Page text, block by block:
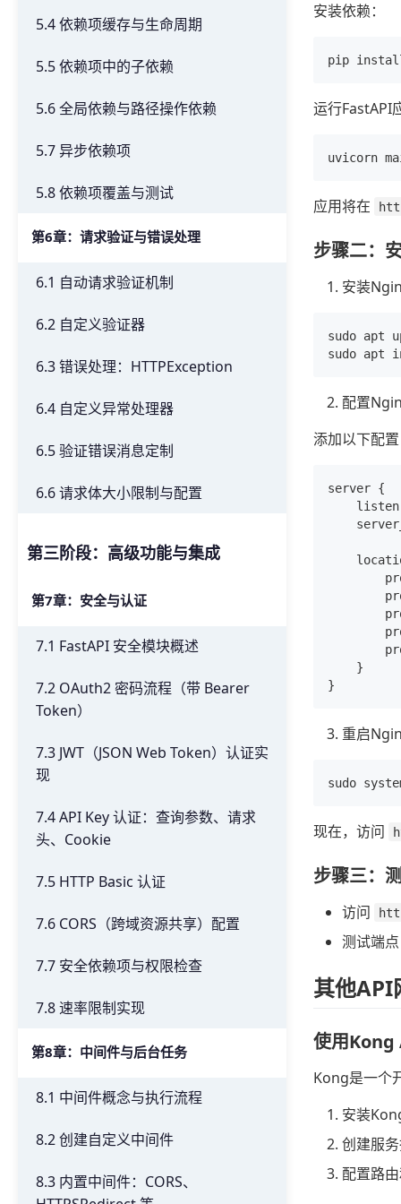
5.4 依赖项缓存与生命周期
5.5 依赖项中的子依赖
5.6 全局依赖与路径操作依赖
5.7 异步依赖项
5.8 依赖项覆盖与测试
第6章：请求验证与错误处理
6.1 自动请求验证机制
6.2 自定义验证器
6.3 错误处理：HTTPException
6.4 自定义异常处理器
6.5 验证错误消息定制
6.6 请求体大小限制与配置
第三阶段：高级功能与集成
第7章：安全与认证
7.1 FastAPI 安全模块概述
7.2 OAuth2 密码流程（带 Bearer
Token）
7.3 JWT（JSON Web Token）认证实
现
7.4 API Key 认证：查询参数、请求
头、Cookie
7.5 HTTP Basic 认证
7.6 CORS（跨域资源共享）配置
7.7 安全依赖项与权限检查
7.8 速率限制实现
第8章：中间件与后台任务
8.1 中间件概念与执行流程
8.2 创建自定义中间件
8.3 内置中间件：CORS、
安装依赖：
运行FastAPI
应用将在
步骤二：
安装
sudo apt
配置
添加以下配
server {
    }
重启
现在，访问
步骤三：
访问
测试端
其他API
使用
Kong是一个
安装
创建服
配置路